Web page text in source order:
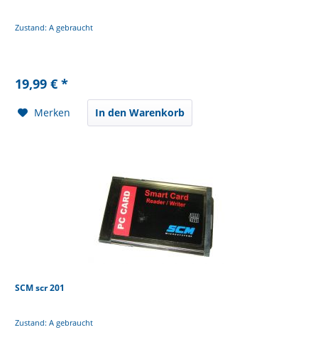
Zustand: A gebraucht
19,99 € *
Merken In den Warenkorb
SCM scr 201
Zustand: A gebraucht